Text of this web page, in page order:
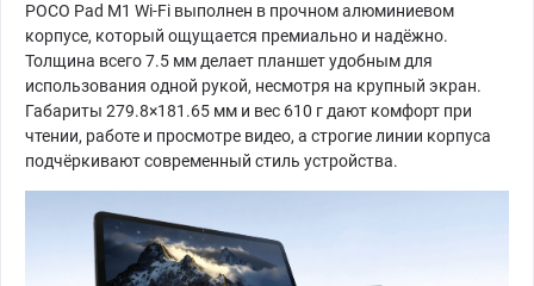
POCO Pad M1 Wi-Fi выполнен в прочном алюминиевом
корпусе, который ощущается премиально и надёжно.
Толщина всего 7.5 мм делает планшет удобным для
использования одной рукой, несмотря на крупный экран.
Габариты 279.8×181.65 мм и вес 610 г дают комфорт при
чтении, работе и просмотре видео, а строгие линии корпуса
подчёркивают современный стиль устройства.